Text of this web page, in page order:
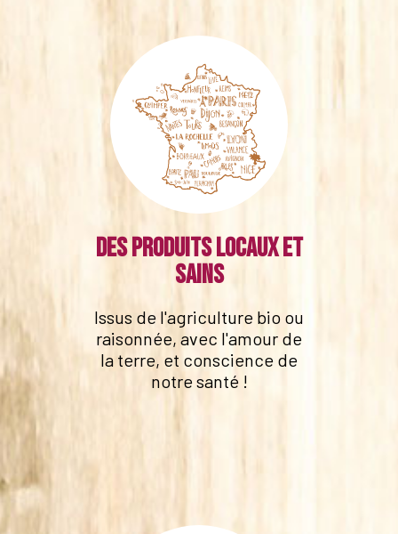
Des produits locaux et
sains
Issus de l'agriculture bio ou
raisonnée, avec l'amour de
la terre, et conscience de
notre santé !